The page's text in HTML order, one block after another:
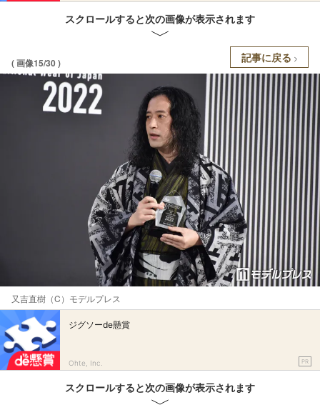
スクロールすると次の画像が表示されます
( 画像15/30 ) 記事に戻る
又吉直樹（C）モデルプレス
ジグソーde懸賞
Ohte, Inc. PR
スクロールすると次の画像が表示されます